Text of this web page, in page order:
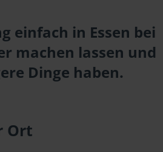
einfach in Essen bei
machen lassen und
Dinge haben.
Ort